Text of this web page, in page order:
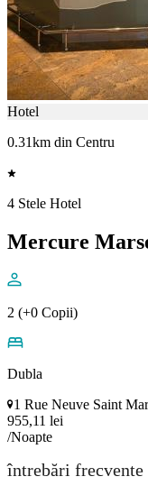
Hotel
0.31km din Centru
4 Stele Hotel
Mercure
2 (+0 Copii)
Dubla
1 Rue Neuve Saint
955,11 lei
/Noapte
întrebări frecvente